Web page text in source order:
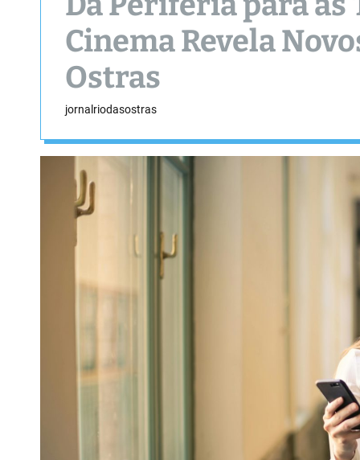
Cinema Revela
Ostras
jornalriodasostras